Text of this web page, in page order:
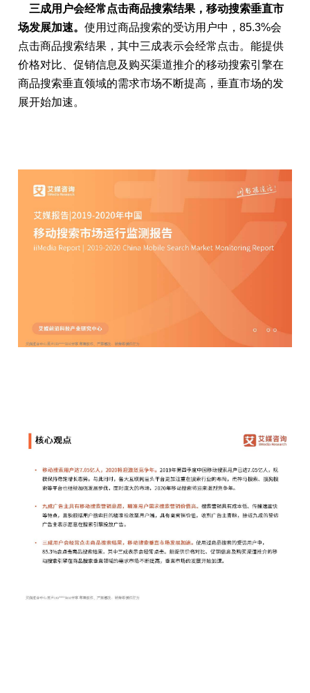
三成用户会经常点击商品搜索结果，移动搜索垂直市
场发展加速。使用过商品搜索的受访用户中，85.3%会
点击商品搜索结果，其中三成表示会经常点击。能提供
价格对比、促销信息及购买渠道推介的移动搜索引擎在
商品搜索垂直领域的需求市场不断提高，垂直市场的发
展开始加速。